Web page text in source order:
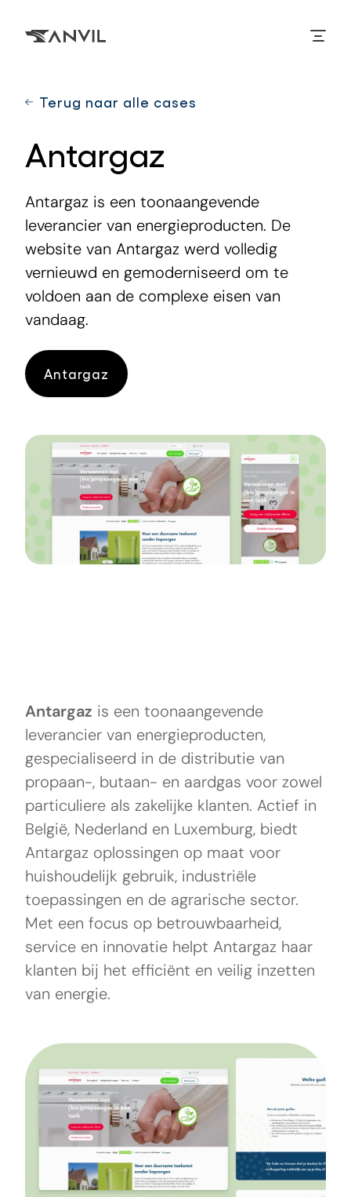
naar
Terug naar alle cases
Antargaz
Antargaz is een toonaangevende
leverancier van energieproducten. De
website van Antargaz werd volledig
vernieuwd en gemoderniseerd om te
voldoen aan de complexe eisen van
vandaag.
Antargaz
Antargaz is een toonaangevende
leverancier van energieproducten,
gespecialiseerd in de distributie van
propaan-, butaan- en aardgas voor zowel
particuliere als zakelijke klanten. Actief in
België, Nederland en Luxemburg, biedt
Antargaz oplossingen op maat voor
huishoudelijk gebruik, industriële
toepassingen en de agrarische sector.
Met een focus op betrouwbaarheid,
service en innovatie helpt Antargaz haar
klanten bij het efficiënt en veilig inzetten
van energie.